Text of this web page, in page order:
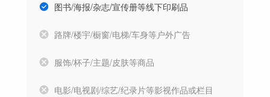
图书/海报/杂志/宣传册等线下印刷品
路牌/楼宇/橱窗/电梯/车身等户外广告
服饰/杯子/主题/皮肤等商品
电影/电视剧/综艺/纪录片等影视作品或栏目